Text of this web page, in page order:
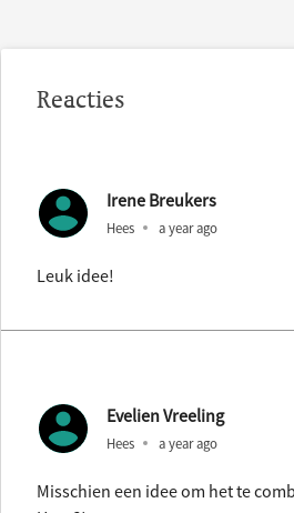
Reacties
Irene Breukers
Hees a year ago
Leuk idee!
Evelien Vreeling
Hees a year ago
Misschien een idee om het te